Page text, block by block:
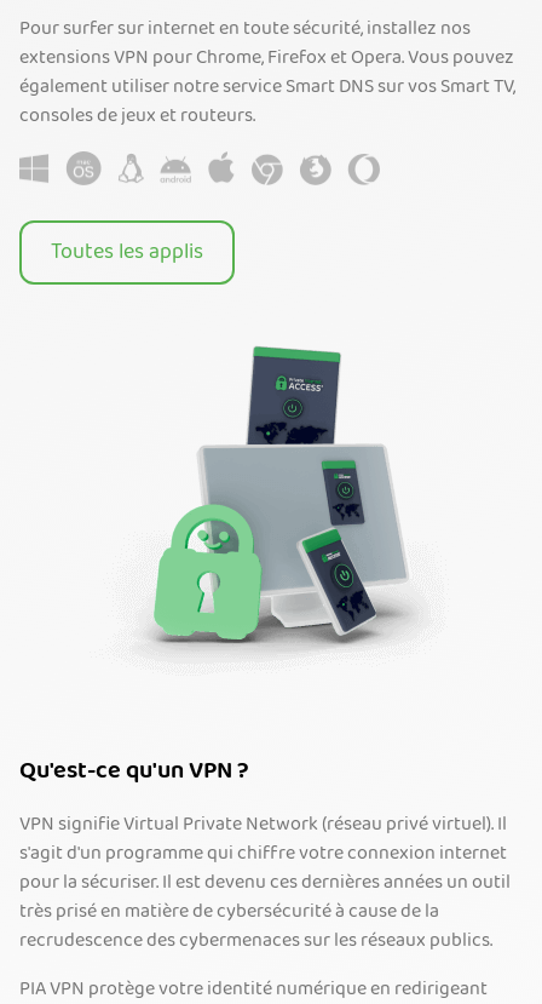
Pour surfer sur internet en toute sécurité, installez nos
extensions VPN pour Chrome, Firefox et Opera. Vous pouvez
également utiliser notre service Smart DNS sur vos Smart TV,
consoles de jeux et routeurs.
Toutes les applis
Qu'est-ce qu'un VPN ?
VPN signifie Virtual Private Network (réseau privé virtuel). Il
s'agit d'un programme qui chiffre votre connexion internet
pour la sécuriser. Il est devenu ces dernières années un outil
très prisé en matière de cybersécurité à cause de la
recrudescence des cybermenaces sur les réseaux publics.
PIA VPN protège votre identité numérique en redirigeant